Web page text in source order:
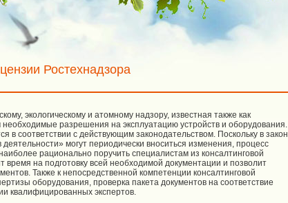
Ростехнадзора
экологическому и атомному надзору, известная также как
разрешения на эксплуатацию устройств и оборудования.
в соответствии с действующим законодательством. Поскольку в закон
могут периодически вноситься изменения, процесс
рационально поручить специалистам из консалтинговой
время на подготовку всей необходимой документации и позволит
Также к непосредственной компетенции консалтинговой
оборудования, проверка пакета документов на соответствие
квалифицированных экспертов.